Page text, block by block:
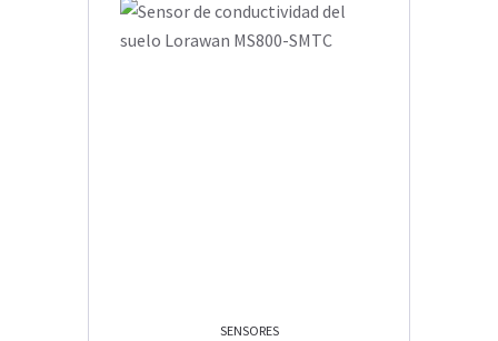
SENSORES